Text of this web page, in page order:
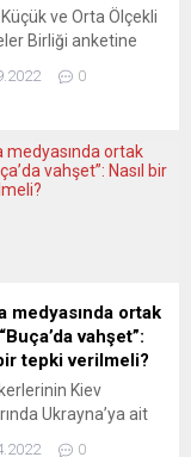
ve Orta Ölçekli
Birliği anketine
yüksek enerji
nedeniyle ekonomik
Federal
yüksek enerji
tehdit altında
Alman
Orta...
0
medyasında ortak
vahşet”:
tepki verilmeli?
Kiev
Ukrayna’ya ait
0